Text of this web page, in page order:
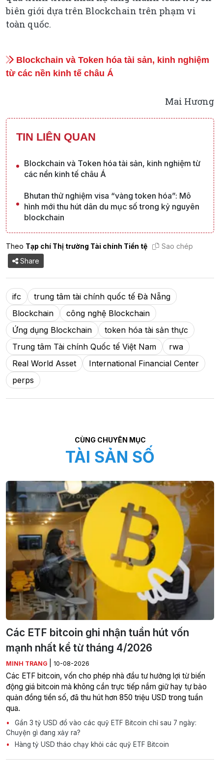
biên giới dựa trên Blockchain trên phạm vi
toàn quốc.
Blockchain và Token hóa tài sản, kinh nghiệm
từ các nền kinh tế châu Á
Mai Hương
TIN LIÊN QUAN
Blockchain và Token hóa tài sản, kinh nghiệm từ
các nền kinh tế châu Á
Bhutan thử nghiệm visa “vàng token hóa”: Mô
hình mới thu hút dân du mục số trong kỷ nguyên
blockchain
Theo Tạp chí Thị trường Tài chính Tiền tệ
Sao chép
Share
ifc
trung tâm tài chính quốc tế Đà Nẵng
Blockchain
công nghệ Blockchain
Ứng dụng Blockchain
token hóa tài sản thực
Trung tâm Tài chính Quốc tế Việt Nam
rwa
Real World Asset
International Financial Center
perps
CÙNG CHUYÊN MỤC
TÀI SẢN SỐ
Các ETF bitcoin ghi nhận tuần hút vốn
mạnh nhất kể từ tháng 4/2026
MINH TRANG 10-08-2026
Các ETF bitcoin, vốn cho phép nhà đầu tư hưởng lợi từ biến
động giá bitcoin mà không cần trực tiếp nắm giữ hay tự bảo
quản đồng tiền số, đã thu hút hơn 850 triệu USD trong tuần
qua.
Gần 3 tỷ USD đổ vào các quỹ ETF Bitcoin chỉ sau 7 ngày:
Chuyện gì đang xảy ra?
Hàng tỷ USD tháo chạy khỏi các quỹ ETF Bitcoin